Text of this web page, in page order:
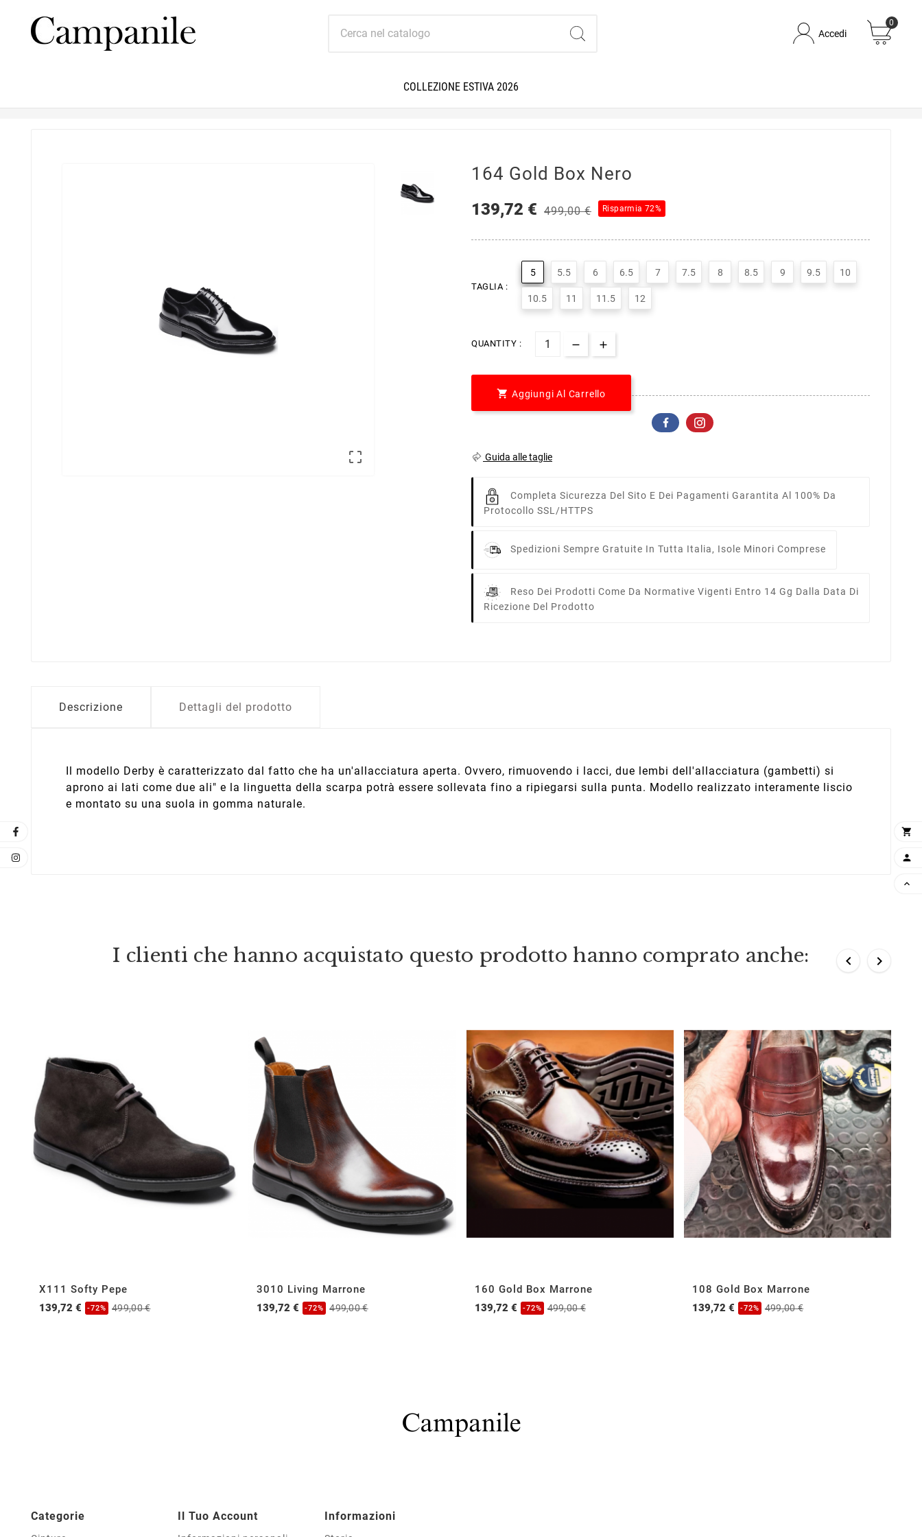
Accedi
0
COLLEZIONE ESTIVA 2026

164 Gold Box Nero
139,72 € 499,00 € Risparmia 72%
TAGLIA :
5 5.5 6 6.5 7 7.5 8 8.5 9 9.5 10
10.5 11 11.5 12
QUANTITY :
 Aggiungi Al Carrello
Guida alle taglie
Completa Sicurezza Del Sito E Dei Pagamenti Garantita Al 100% Da
Protocollo SSL/HTTPS
Spedizioni Sempre Gratuite In Tutta Italia, Isole Minori Comprese
Reso Dei Prodotti Come Da Normative Vigenti Entro 14 Gg Dalla Data Di
Ricezione Del Prodotto
Descrizione Dettagli del prodotto
Il modello Derby è caratterizzato dal fatto che ha un'allacciatura aperta. Ovvero, rimuovendo i lacci, due lembi dell'allacciatura (gambetti) si
aprono ai lati come due ali" e la linguetta della scarpa potrà essere sollevata fino a ripiegarsi sulla punta. Modello realizzato interamente liscio
e montato su una suola in gomma naturale.
I clienti che hanno acquistato questo prodotto hanno comprato anche:  
X111 Softy Pepe
139,72 €
-72% 499,00 €
3010 Living Marrone
139,72 €
-72% 499,00 €
160 Gold Box Marrone
139,72 €
-72% 499,00 €
108 Gold Box Marrone
139,72 €
-72% 499,00 €
Categorie Il Tuo Account Informazioni


